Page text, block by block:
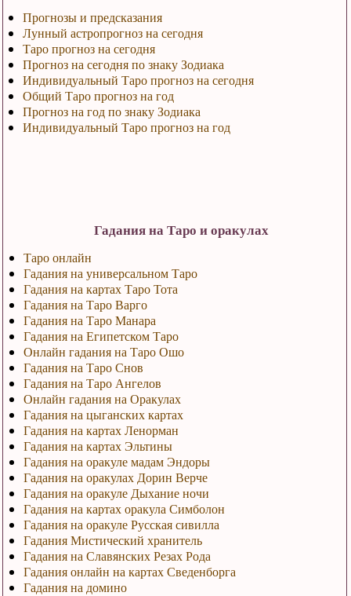
Прогнозы и предсказания
Лунный астропрогноз на сегодня
Таро прогноз на сегодня
Прогноз на сегодня по знаку Зодиака
Индивидуальный Таро прогноз на сегодня
Общий Таро прогноз на год
Прогноз на год по знаку Зодиака
Индивидуальный Таро прогноз на год
Гадания на Таро и оракулах
Таро онлайн
Гадания на универсальном Таро
Гадания на картах Таро Тота
Гадания на Таро Варго
Гадания на Таро Манара
Гадания на Египетском Таро
Онлайн гадания на Таро Ошо
Гадания на Таро Снов
Гадания на Таро Ангелов
Онлайн гадания на Оракулах
Гадания на цыганских картах
Гадания на картах Ленорман
Гадания на картах Эльтины
Гадания на оракуле мадам Эндоры
Гадания на оракулах Дорин Верче
Гадания на оракуле Дыхание ночи
Гадания на картах оракула Симболон
Гадания на оракуле Русская сивилла
Гадания Мистический хранитель
Гадания на Славянских Резах Рода
Гадания онлайн на картах Сведенборга
Гадания на домино